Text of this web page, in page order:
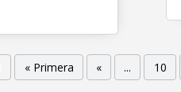
« Primera « ... 10